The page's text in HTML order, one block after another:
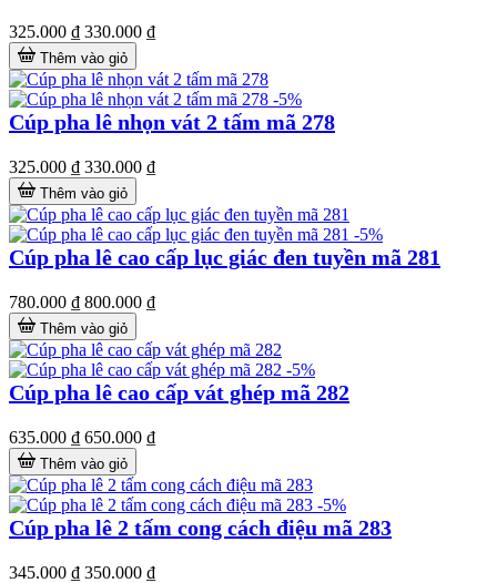
325.000 ₫ 330.000 ₫
Thêm vào giỏ
-5%
Cúp pha lê nhọn vát 2 tấm mã 278
325.000 ₫ 330.000 ₫
Thêm vào giỏ
-5%
Cúp pha lê cao cấp lục giác đen tuyền mã 281
780.000 ₫ 800.000 ₫
Thêm vào giỏ
-5%
Cúp pha lê cao cấp vát ghép mã 282
635.000 ₫ 650.000 ₫
Thêm vào giỏ
-5%
Cúp pha lê 2 tấm cong cách điệu mã 283
345.000 ₫ 350.000 ₫